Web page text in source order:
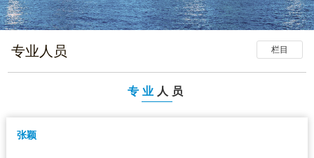
栏目
专业人员
专业 人员
张颖